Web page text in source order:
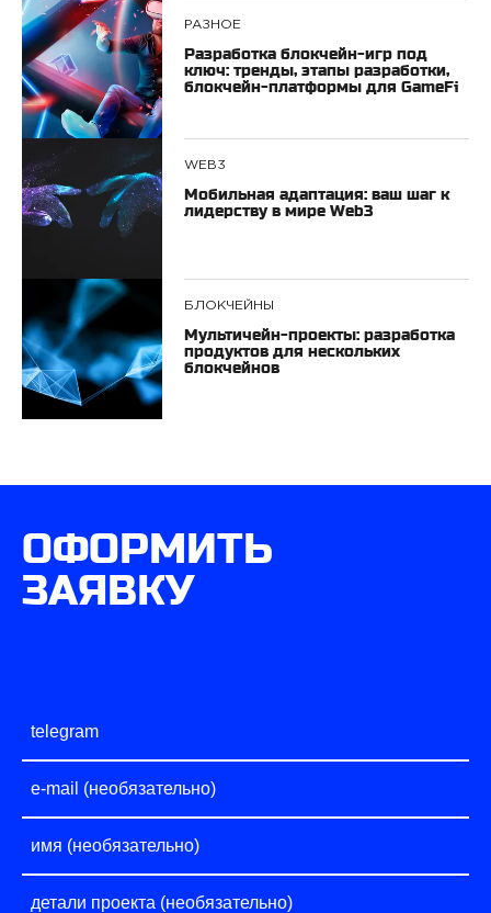
РАЗНОЕ
Разработка блокчейн-игр под
ключ: тренды, этапы разработки,
блокчейн-платформы для GameFi
WEB3
Мобильная адаптация: ваш шаг к
лидерству в мире Web3
БЛОКЧЕЙНЫ
Мультичейн-проекты: разработка
продуктов для нескольких
блокчейнов
ОФОРМИТЬ
ЗАЯВКУ